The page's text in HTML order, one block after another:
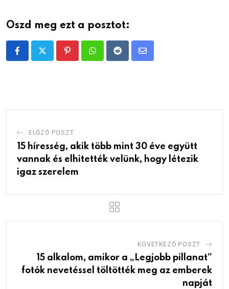
Oszd meg ezt a posztot:
PinterestWhatsappRedditShare
ELŐZŐ POSZT
15 híresség, akik több mint 30 éve együtt
vannak és elhitették velünk, hogy létezik
igaz szerelem
KÖVETKEZŐ POSZT
15 alkalom, amikor a „Legjobb pillanat”
fotók nevetéssel töltötték meg az emberek
napját